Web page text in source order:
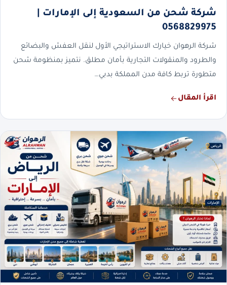
شركة شحن من السعودية إلى الإمارات |
0568829975
شركة الرهوان خيارك الاستراتيجي الأول لنقل العفش والبضائع
والطرود والمنقولات التجارية بأمان مطلق. نتميز بمنظومة شحن
متطورة تربط كافة مدن المملكة بدبي…
اقرأ المقال